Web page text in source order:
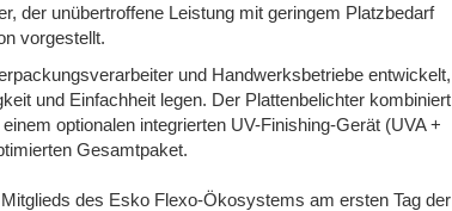
der unübertroffene Leistung mit geringem Platzbedarf
vorgestellt.
und Handwerksbetriebe entwickelt,
und Einfachheit legen. Der Plattenbelichter kombiniert
optionalen integrierten UV-Finishing-Gerät (UVA +
Gesamtpaket.
des Esko Flexo-Ökosystems am ersten Tag der